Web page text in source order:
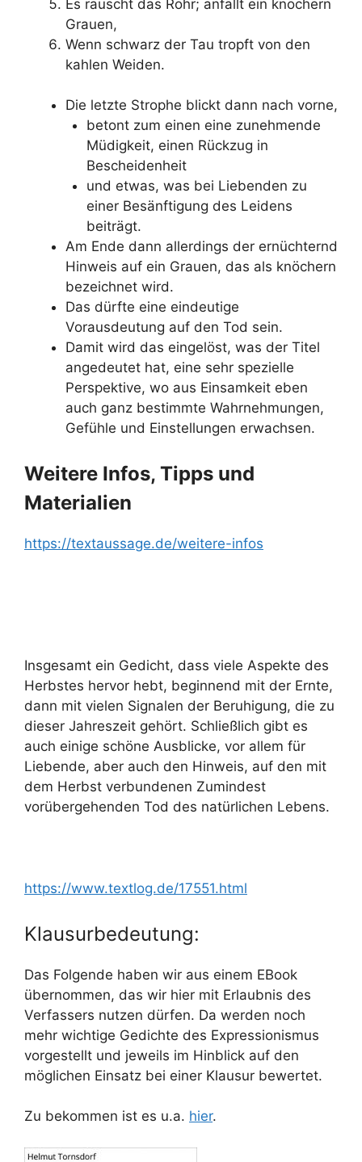
Es rauscht das Rohr; anfällt ein knöchern
Grauen,
Wenn schwarz der Tau tropft von den
kahlen Weiden.
Die letzte Strophe blickt dann nach vorne,
betont zum einen eine zunehmende
Müdigkeit, einen Rückzug in
Bescheidenheit
und etwas, was bei Liebenden zu
einer Besänftigung des Leidens
beiträgt.
Am Ende dann allerdings der ernüchternd
Hinweis auf ein Grauen, das als knöchern
bezeichnet wird.
Das dürfte eine eindeutige
Vorausdeutung auf den Tod sein.
Damit wird das eingelöst, was der Titel
angedeutet hat, eine sehr spezielle
Perspektive, wo aus Einsamkeit eben
auch ganz bestimmte Wahrnehmungen,
Gefühle und Einstellungen erwachsen.
Weitere Infos, Tipps und
Materialien
https://textaussage.de/weitere-infos
Insgesamt ein Gedicht, dass viele Aspekte des
Herbstes hervor hebt, beginnend mit der Ernte,
dann mit vielen Signalen der Beruhigung, die zu
dieser Jahreszeit gehört. Schließlich gibt es
auch einige schöne Ausblicke, vor allem für
Liebende, aber auch den Hinweis, auf den mit
dem Herbst verbundenen Zumindest
vorübergehenden Tod des natürlichen Lebens.
https://www.textlog.de/17551.html
Klausurbedeutung:
Das Folgende haben wir aus einem EBook
übernommen, das wir hier mit Erlaubnis des
Verfassers nutzen dürfen. Da werden noch
mehr wichtige Gedichte des Expressionismus
vorgestellt und jeweils im Hinblick auf den
möglichen Einsatz bei einer Klausur bewertet.
Zu bekommen ist es u.a. hier.